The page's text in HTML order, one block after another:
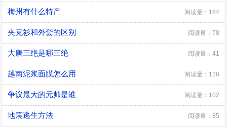
梅州有什么特产 阅读量：164
夹克衫和外套的区别 阅读量：78
大唐三绝是哪三绝 阅读量：41
越南泥浆面膜怎么用 阅读量：128
争议最大的元帅是谁 阅读量：102
地震逃生方法 阅读量：85